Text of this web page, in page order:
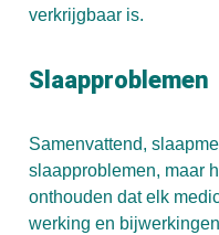
verkrijgbaar is.
Slaapproblemen
Samenvattend,
slaapproblemen, maar
onthouden dat elk
werking en